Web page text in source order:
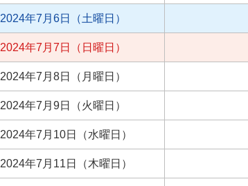
2024年7月6日（土曜日）
2024年7月7日（日曜日）
2024年7月8日（月曜日）
2024年7月9日（火曜日）
2024年7月10日（水曜日）
2024年7月11日（木曜日）